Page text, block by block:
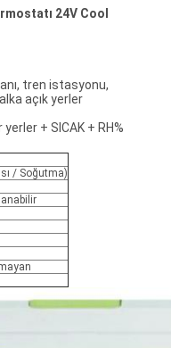
24V Cool
tren istasyonu,
açık yerler
+ SICAK + RH%
/ Soğutma)